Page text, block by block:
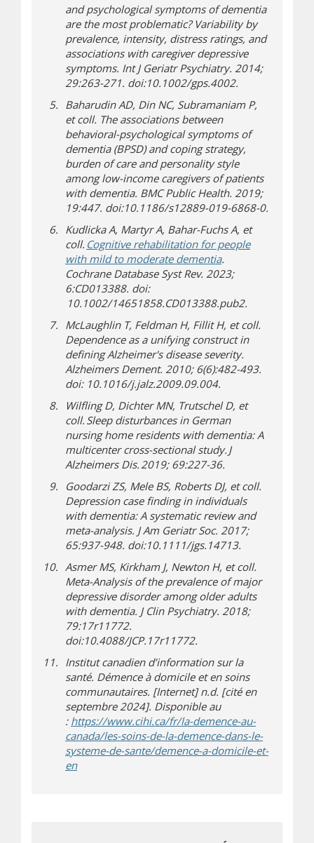
and psychological symptoms of dementia
are the most problematic? Variability by
prevalence, intensity, distress ratings, and
associations with caregiver depressive
symptoms. Int J Geriatr Psychiatry. 2014;
29:263-271. doi:10.1002/gps.4002.
Baharudin AD, Din NC, Subramaniam P,
et coll. The associations between
behavioral-psychological symptoms of
dementia (BPSD) and coping strategy,
burden of care and personality style
among low-income caregivers of patients
with dementia. BMC Public Health. 2019;
19:447. doi:10.1186/s12889-019-6868-0.
Kudlicka A, Martyr A, Bahar-Fuchs A, et
coll. Cognitive rehabilitation for people
with mild to moderate dementia(s’ouvre dans une
(s’ouvre sur un
.
Cochrane Database Syst Rev. 2023;
6:CD013388. doi:
10.1002/14651858.CD013388.pub2.
McLaughlin T, Feldman H, Fillit H, et coll.
Dependence as a unifying construct in
defining Alzheimer's disease severity.
Alzheimers Dement. 2010; 6(6):482-493.
doi: 10.1016/j.jalz.2009.09.004.
Wilfling D, Dichter MN, Trutschel D, et
coll. Sleep disturbances in German
nursing home residents with dementia: A
multicenter cross-sectional study. J
Alzheimers Dis. 2019; 69:227-36.
Goodarzi ZS, Mele BS, Roberts DJ, et coll.
Depression case finding in individuals
with dementia: A systematic review and
meta-analysis. J Am Geriatr Soc. 2017;
65:937-948. doi:10.1111/jgs.14713.
Asmer MS, Kirkham J, Newton H, et coll.
Meta-Analysis of the prevalence of major
depressive disorder among older adults
with dementia. J Clin Psychiatry. 2018;
79:17r11772.
doi:10.4088/JCP.17r11772.
Institut canadien d’information sur la
santé. Démence à domicile et en soins
communautaires. [Internet] n.d. [cité en
septembre 2024]. Disponible au
: https://www.cihi.ca/fr/la-demence-au-
canada/les-soins-de-la-demence-dans-le-
systeme-de-sante/demence-a-domicile-et-
en(s’ouvre dans une nouvelle fenêtre)
(s’ouvre sur un autre site)